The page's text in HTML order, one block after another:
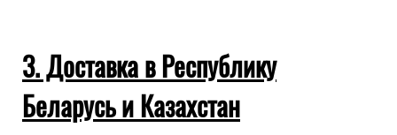
3. Доставка в Республику
Беларусь и Казахстан